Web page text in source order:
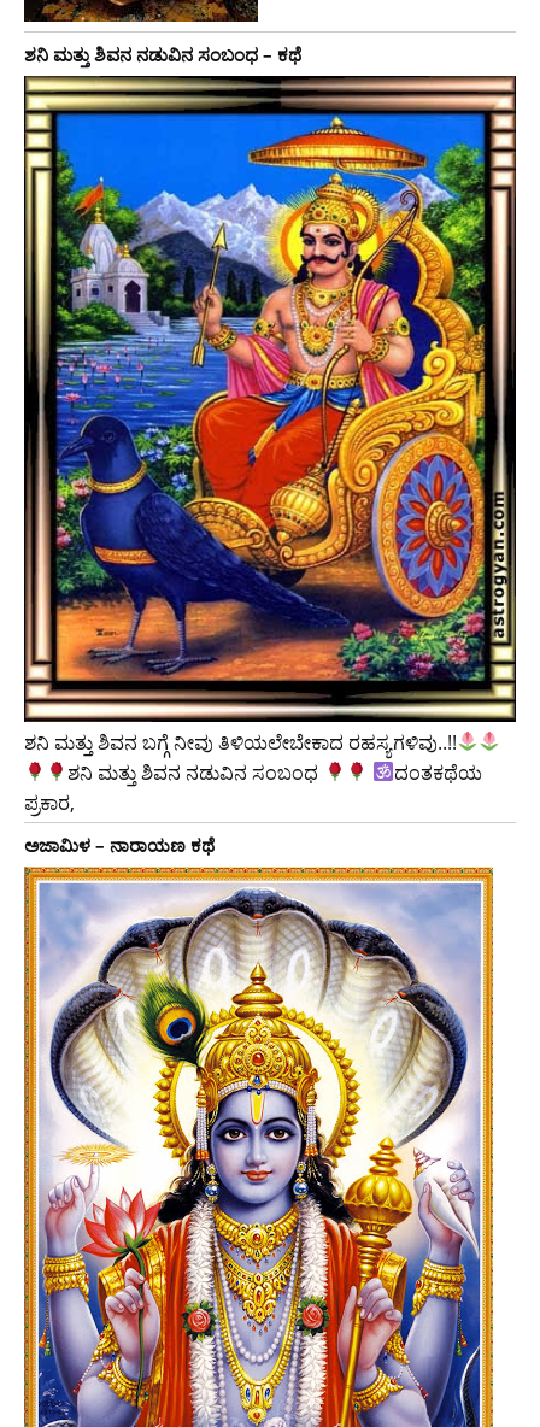
ಶನಿ ಮತ್ತು ಶಿವನ ನಡುವಿನ ಸಂಬಂಧ – ಕಥೆ
ಶನಿ ಮತ್ತು ಶಿವನ ಬಗ್ಗೆ ನೀವು ತಿಳಿಯಲೇಬೇಕಾದ ರಹಸ್ಯಗಳಿವು..!!
ಶನಿ ಮತ್ತು ಶಿವನ ನಡುವಿನ ಸಂಬಂಧ
ದಂತಕಥೆಯ
ಪ್ರಕಾರ,
ಅಜಾಮಿಳ – ನಾರಾಯಣ ಕಥೆ